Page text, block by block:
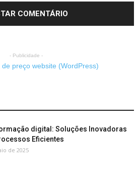
- Publicidade -
digital: Soluções Inovadoras
Eficientes
de 2025